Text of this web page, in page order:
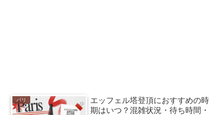
パリ
エッフェル塔登頂におすすめの時
期はいつ？混雑状況・待ち時間・